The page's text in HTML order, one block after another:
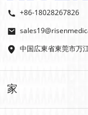
+86-18028267826
中国広東省東莞市万
家